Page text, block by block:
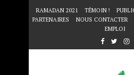
RAMADAN 2021 TÉMOIN !
PARTENAIRES
NOUS CONTACTER
EMPLOI